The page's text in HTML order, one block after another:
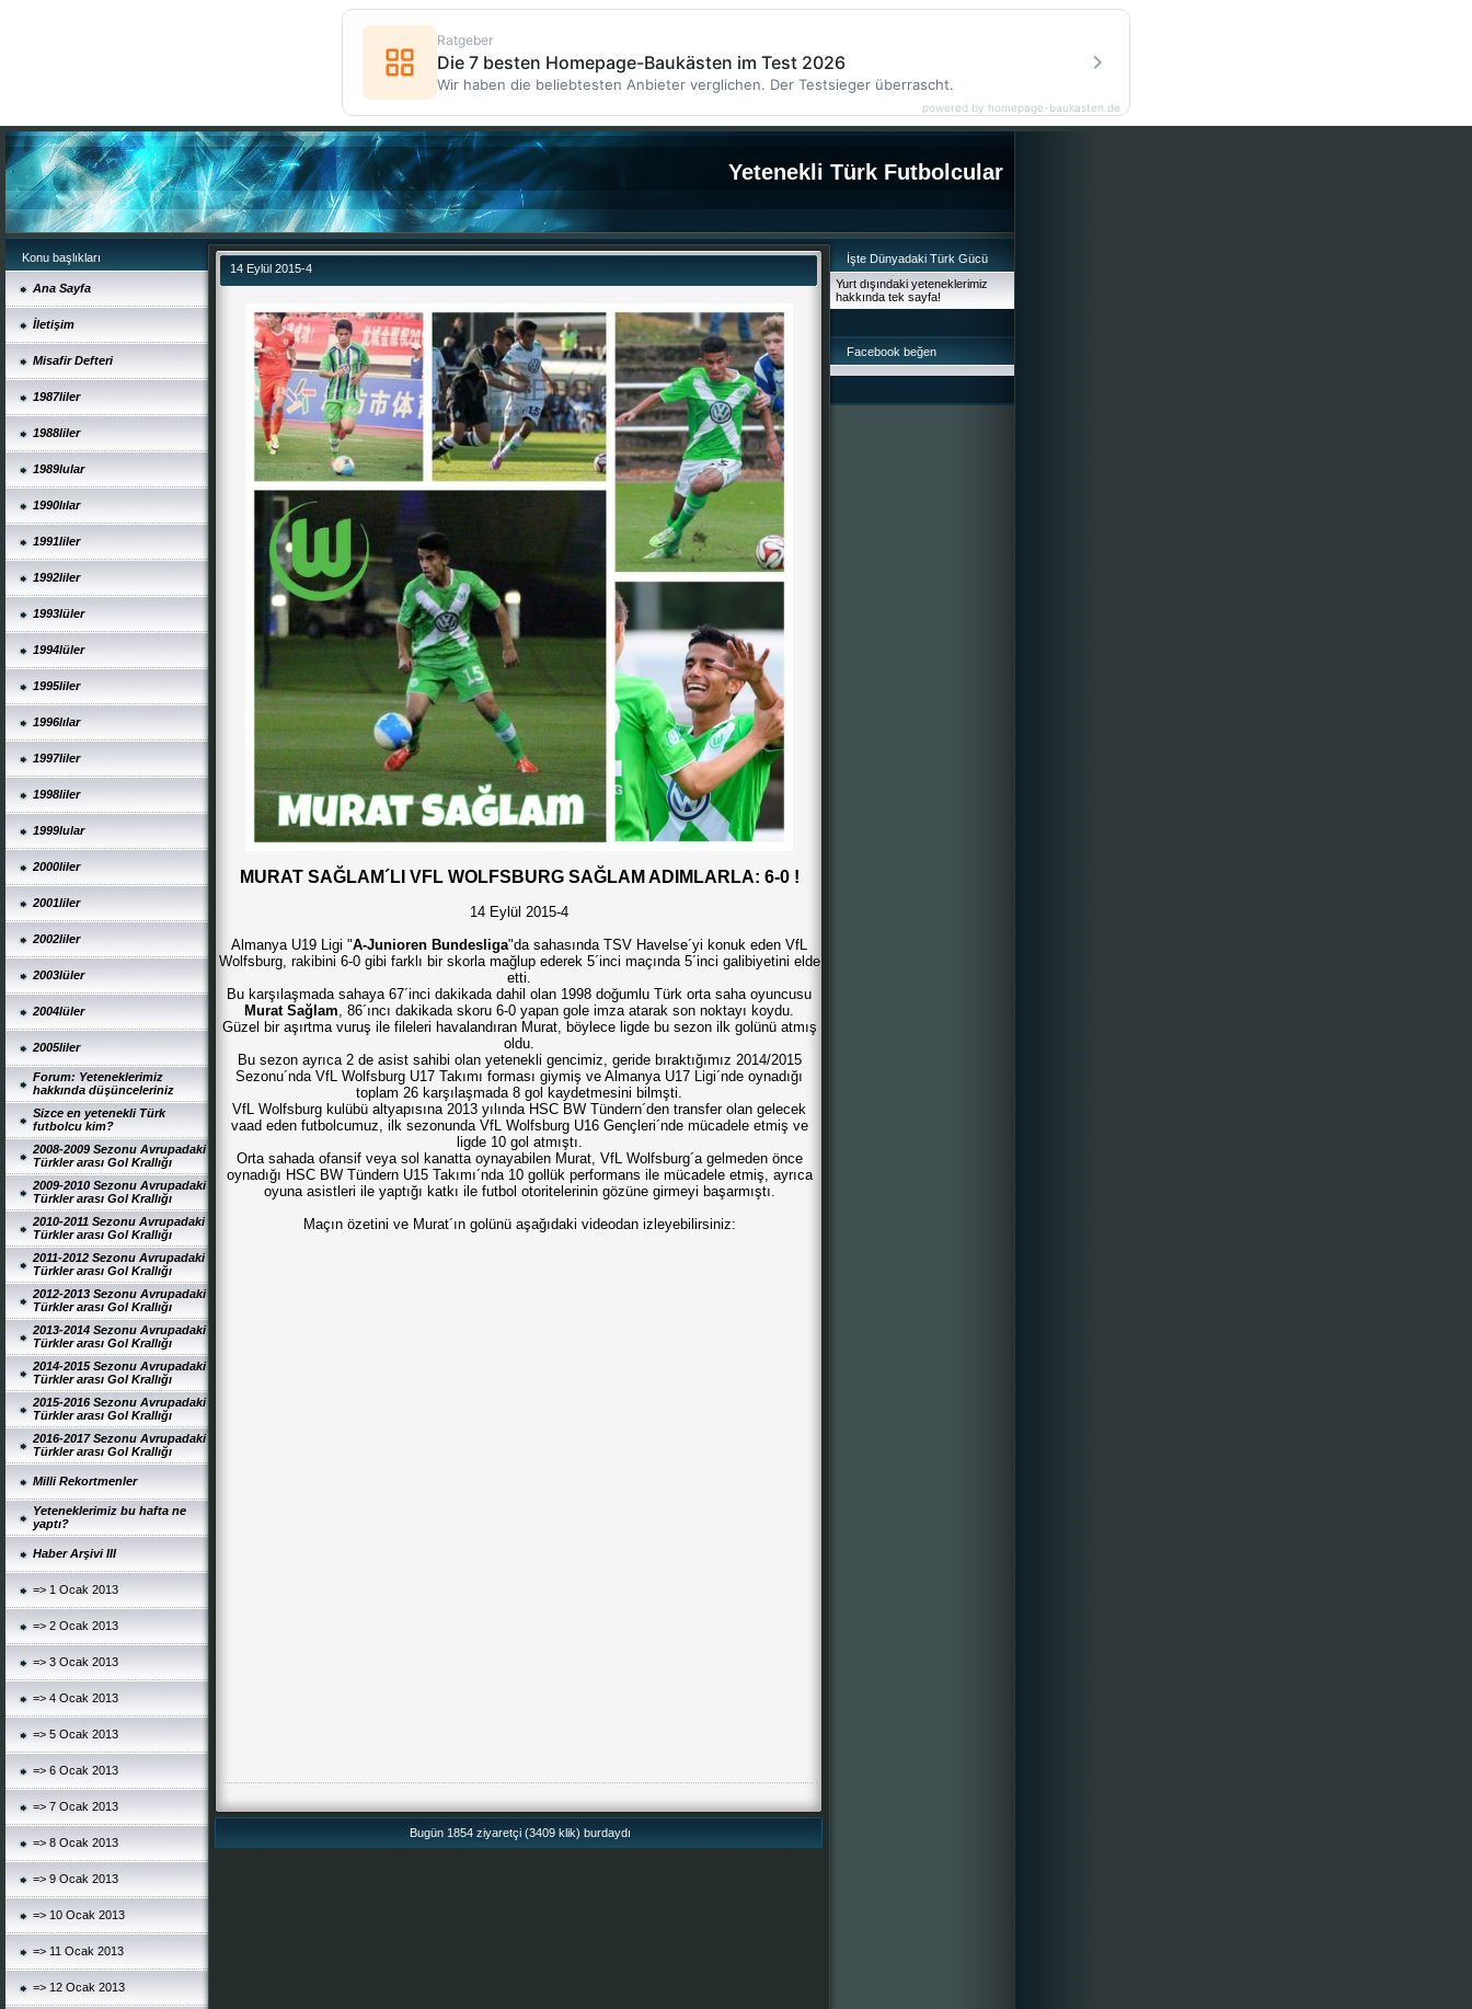
Yetenekli Türk Futbolcular
Konu başlıkları
Ana Sayfa
İletişim
Misafir Defteri
1987liler
1988liler
1989lular
1990lılar
1991liler
1992liler
1993lüler
1994lüler
1995liler
1996lılar
1997liler
1998liler
1999lular
2000liler
2001liler
2002liler
2003lüler
2004lüler
2005liler
Forum: Yeteneklerimiz
hakkında düşünceleriniz
Sizce en yetenekli Türk
futbolcu kim?
2008-2009 Sezonu Avrupadaki
Türkler arası Gol Krallığı
2009-2010 Sezonu Avrupadaki
Türkler arası Gol Krallığı
2010-2011 Sezonu Avrupadaki
Türkler arası Gol Krallığı
2011-2012 Sezonu Avrupadaki
Türkler arası Gol Krallığı
2012-2013 Sezonu Avrupadaki
Türkler arası Gol Krallığı
2013-2014 Sezonu Avrupadaki
Türkler arası Gol Krallığı
2014-2015 Sezonu Avrupadaki
Türkler arası Gol Krallığı
2015-2016 Sezonu Avrupadaki
Türkler arası Gol Krallığı
2016-2017 Sezonu Avrupadaki
Türkler arası Gol Krallığı
Milli Rekortmenler
Yeteneklerimiz bu hafta ne
yaptı?
Haber Arşivi III
=> 1 Ocak 2013
=> 2 Ocak 2013
=> 3 Ocak 2013
=> 4 Ocak 2013
=> 5 Ocak 2013
=> 6 Ocak 2013
=> 7 Ocak 2013
=> 8 Ocak 2013
=> 9 Ocak 2013
=> 10 Ocak 2013
=> 11 Ocak 2013
=> 12 Ocak 2013
14 Eylül 2015-4
MURAT SAĞLAM´LI VFL WOLFSBURG SAĞLAM ADIMLARLA: 6-0 !
14 Eylül 2015-4
Almanya U19 Ligi "A-Junioren Bundesliga"da sahasında TSV Havelse´yi konuk eden VfL
Wolfsburg, rakibini 6-0 gibi farklı bir skorla mağlup ederek 5´inci maçında 5´inci galibiyetini elde
etti.
Bu karşılaşmada sahaya 67´inci dakikada dahil olan 1998 doğumlu Türk orta saha oyuncusu
Murat Sağlam, 86´ıncı dakikada skoru 6-0 yapan gole imza atarak son noktayı koydu.
Güzel bir aşırtma vuruş ile fileleri havalandıran Murat, böylece ligde bu sezon ilk golünü atmış
oldu.
Bu sezon ayrıca 2 de asist sahibi olan yetenekli gencimiz, geride bıraktığımız 2014/2015
Sezonu´nda VfL Wolfsburg U17 Takımı forması giymiş ve Almanya U17 Ligi´nde oynadığı
toplam 26 karşılaşmada 8 gol kaydetmesini bilmşti.
VfL Wolfsburg kulübü altyapısına 2013 yılında HSC BW Tündern´den transfer olan gelecek
vaad eden futbolcumuz, ilk sezonunda VfL Wolfsburg U16 Gençleri´nde mücadele etmiş ve
ligde 10 gol atmıştı.
Orta sahada ofansif veya sol kanatta oynayabilen Murat, VfL Wolfsburg´a gelmeden önce
oynadığı HSC BW Tündern U15 Takımı´nda 10 gollük performans ile mücadele etmiş, ayrıca
oyuna asistleri ile yaptığı katkı ile futbol otoritelerinin gözüne girmeyi başarmıştı.
Maçın özetini ve Murat´ın golünü aşağıdaki videodan izleyebilirsiniz:
Bugün 1854 ziyaretçi (3409 klik) burdaydı
İşte Dünyadaki Türk Gücü
Yurt dışındaki yeteneklerimiz
hakkında tek sayfa!
Facebook beğen
Ratgeber
Die 7 besten Homepage-Baukästen im Test 2026
Wir haben die beliebtesten Anbieter verglichen. Der Testsieger überrascht.
powered by homepage-baukasten.de